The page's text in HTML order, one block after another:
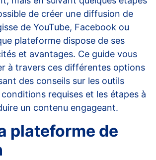
de créer une diffusion de
de YouTube, Facebook ou
plateforme dispose de ses
et avantages. Ce guide vous
à travers ces différentes options
des conseils sur les outils
requises et les étapes à
un contenu engageant.
plateforme de